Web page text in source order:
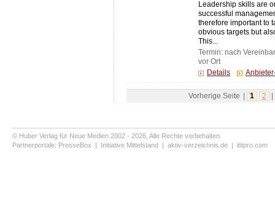
Leadership skills are
successful
therefore important to
obvious targets but
This...
Termin: nach
vor Ort
Details
Vorherige Seite 1 2
© Huber Verlag für Neue Medien 2002 - 2026, Alle Rechte vorbehalten.
Partnerportale: PresseBox | Initiative Mittelstand | aktiv-verzeichnis.de | ititpro.com